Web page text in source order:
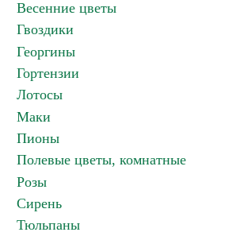
Весенние цветы
Гвоздики
Георгины
Гортензии
Лотосы
Маки
Пионы
Полевые цветы, комнатные
Розы
Сирень
Тюльпаны